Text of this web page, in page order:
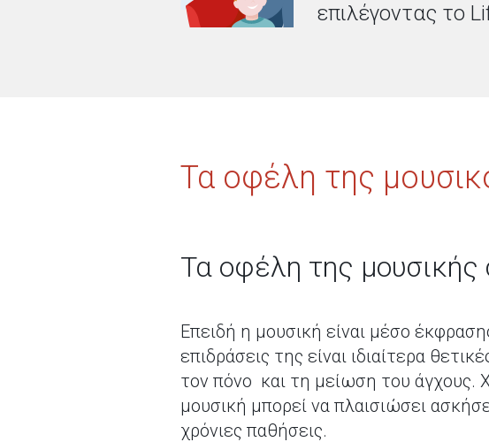
επιλέγοντας το
Τα οφέλη της
Τα οφέλη της
Επειδή η μουσική είναι μέσο
επιδράσεις της είναι ιδιαίτερα
τον πόνο και τη μείωση του άγχους.
μουσική μπορεί να πλαισιώσει
χρόνιες παθήσεις.